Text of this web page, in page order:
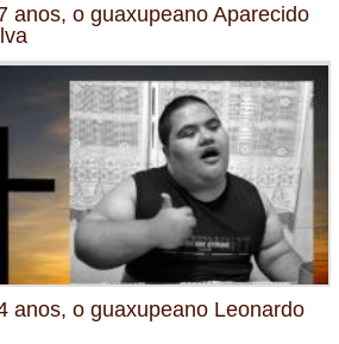
anos, o guaxupeano Aparecido
anos, o guaxupeano Leonardo